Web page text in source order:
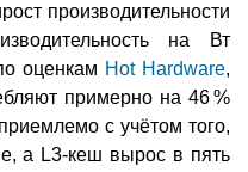
производительности
на Вт
оценкам Hot Hardware,
примерно на 46 %
с учётом того,
а L3-кеш вырос в пять